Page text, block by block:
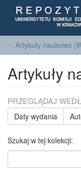
Artykuły naukowe
Artykuły
PRZEGLĄDAJ
Daty wydania
Szukaj w tej kolekcji: